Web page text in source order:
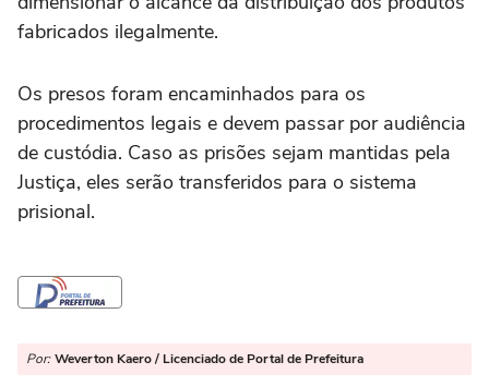
fabricados ilegalmente.
Os presos foram encaminhados para os
procedimentos legais e devem passar por audiência
de custódia. Caso as prisões sejam mantidas pela
Justiça, eles serão transferidos para o sistema
prisional.
Por: Weverton Kaero / Licenciado de Portal de Prefeitura